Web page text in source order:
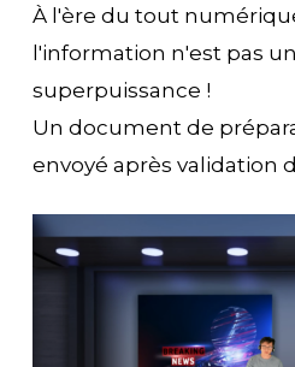
À l'ère du tout
l'information n'est pas
superpuissance !
Un document de
envoyé après validation